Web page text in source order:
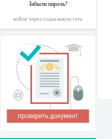
Забыли пароль?
войти через социальную сеть